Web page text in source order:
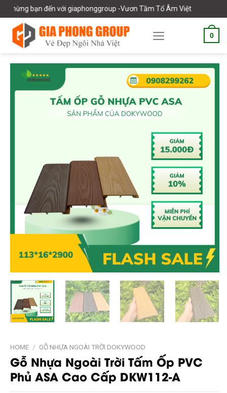
Skip
to
content
bạn đến với giaphonggroup -Vươn Tầm Tổ Âm Việt
0
HOME / GỖ NHỰA NGOÀI TRỜI DOKYWOOD
Gỗ Nhựa Ngoài Trời Tấm Ốp PVC
Phủ ASA Cao Cấp DKW112-A